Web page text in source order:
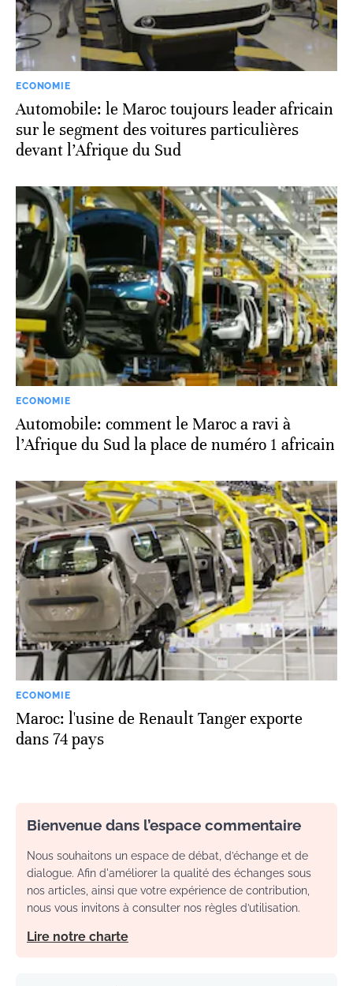
ECONOMIE
Automobile: le Maroc toujours leader africain
sur le segment des voitures particulières
devant l’Afrique du Sud
ECONOMIE
Automobile: comment le Maroc a ravi à
l’Afrique du Sud la place de numéro 1 africain
ECONOMIE
Maroc: l'usine de Renault Tanger exporte
dans 74 pays
Bienvenue dans l’espace commentaire
Nous souhaitons un espace de débat, d’échange et de
dialogue. Afin d'améliorer la qualité des échanges sous
nos articles, ainsi que votre expérience de contribution,
nous vous invitons à consulter nos règles d’utilisation.
Lire notre charte